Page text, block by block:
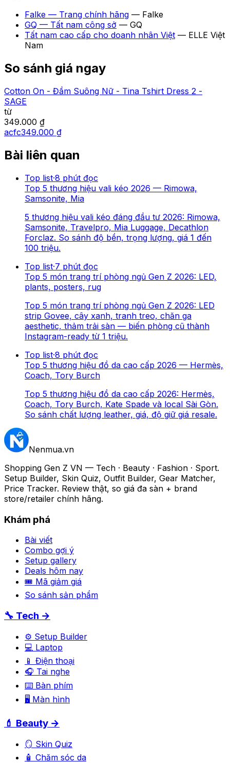
Falke — Trang chính hãng — Falke
GQ — Tất nam công sở — GQ
Tất nam cao cấp cho doanh nhân Việt — ELLE Việt
Nam
So sánh giá ngay
Cotton On - Đầm Suông Nữ - Tina Tshirt Dress 2 -
SAGE
từ
349.000 ₫
acfc349.000 ₫
Bài liên quan
Top list·8 phút đọc
Top 5 thương hiệu vali kéo 2026 — Rimowa,
Samsonite, Mia
5 thương hiệu vali kéo đáng đầu tư 2026: Rimowa,
Samsonite, Travelpro, Mia Luggage, Decathlon
Forclaz. So sánh độ bền, trọng lượng, giá 1 đến
100 triệu.
Top list·7 phút đọc
Top 5 món trang trí phòng ngủ Gen Z 2026: LED,
plants, posters, rug
Top 5 món trang trí phòng ngủ Gen Z 2026: LED
strip Govee, cây xanh, tranh treo, chăn ga
aesthetic, thảm trải sàn — biến phòng cũ thành
Instagram-ready từ 1 triệu.
Top list·8 phút đọc
Top 5 thương hiệu đồ da cao cấp 2026 — Hermès,
Coach, Tory Burch
Top 5 thương hiệu đồ da cao cấp 2026: Hermès,
Coach, Tory Burch, Kate Spade và local Sài Gòn.
So sánh chất lượng leather, giá, độ giữ giá resale.
Nenmua.vn
Shopping Gen Z VN — Tech · Beauty · Fashion · Sport.
Setup Builder, Skin Quiz, Outfit Builder, Gear Matcher,
Price Tracker. Review thật, so giá đa sàn + brand
store/retailer chính hãng.
Khám phá
Bài viết
Combo gợi ý
Setup gallery
Deals hôm nay
🎟 Mã giảm giá
So sánh sản phẩm
🔧 Tech →
⚙️ Setup Builder
💻 Laptop
📱 Điện thoại
🎧 Tai nghe
⌨️ Bàn phím
🖥️ Màn hình
💄 Beauty →
🪞 Skin Quiz
🧴 Chăm sóc da